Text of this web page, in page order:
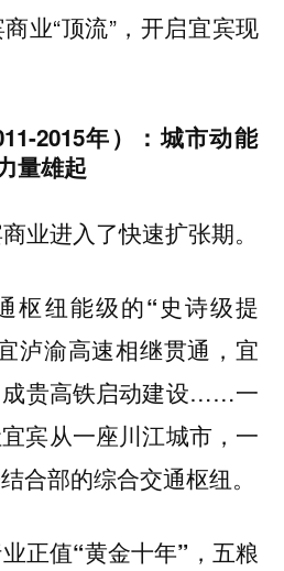
业“顶流”，开启宜宾现
2015年）：城市动能
量雄起
业进入了快速扩张期。
枢纽能级的“史诗级提
泸渝高速相继贯通，宜
成贵高铁启动建设……一
宾从一座川江城市，一
合部的综合交通枢纽。
正值“黄金十年”， 五粮